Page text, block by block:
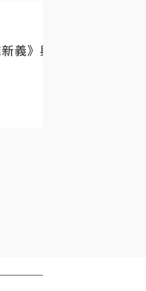
義》與民初目錄學的重